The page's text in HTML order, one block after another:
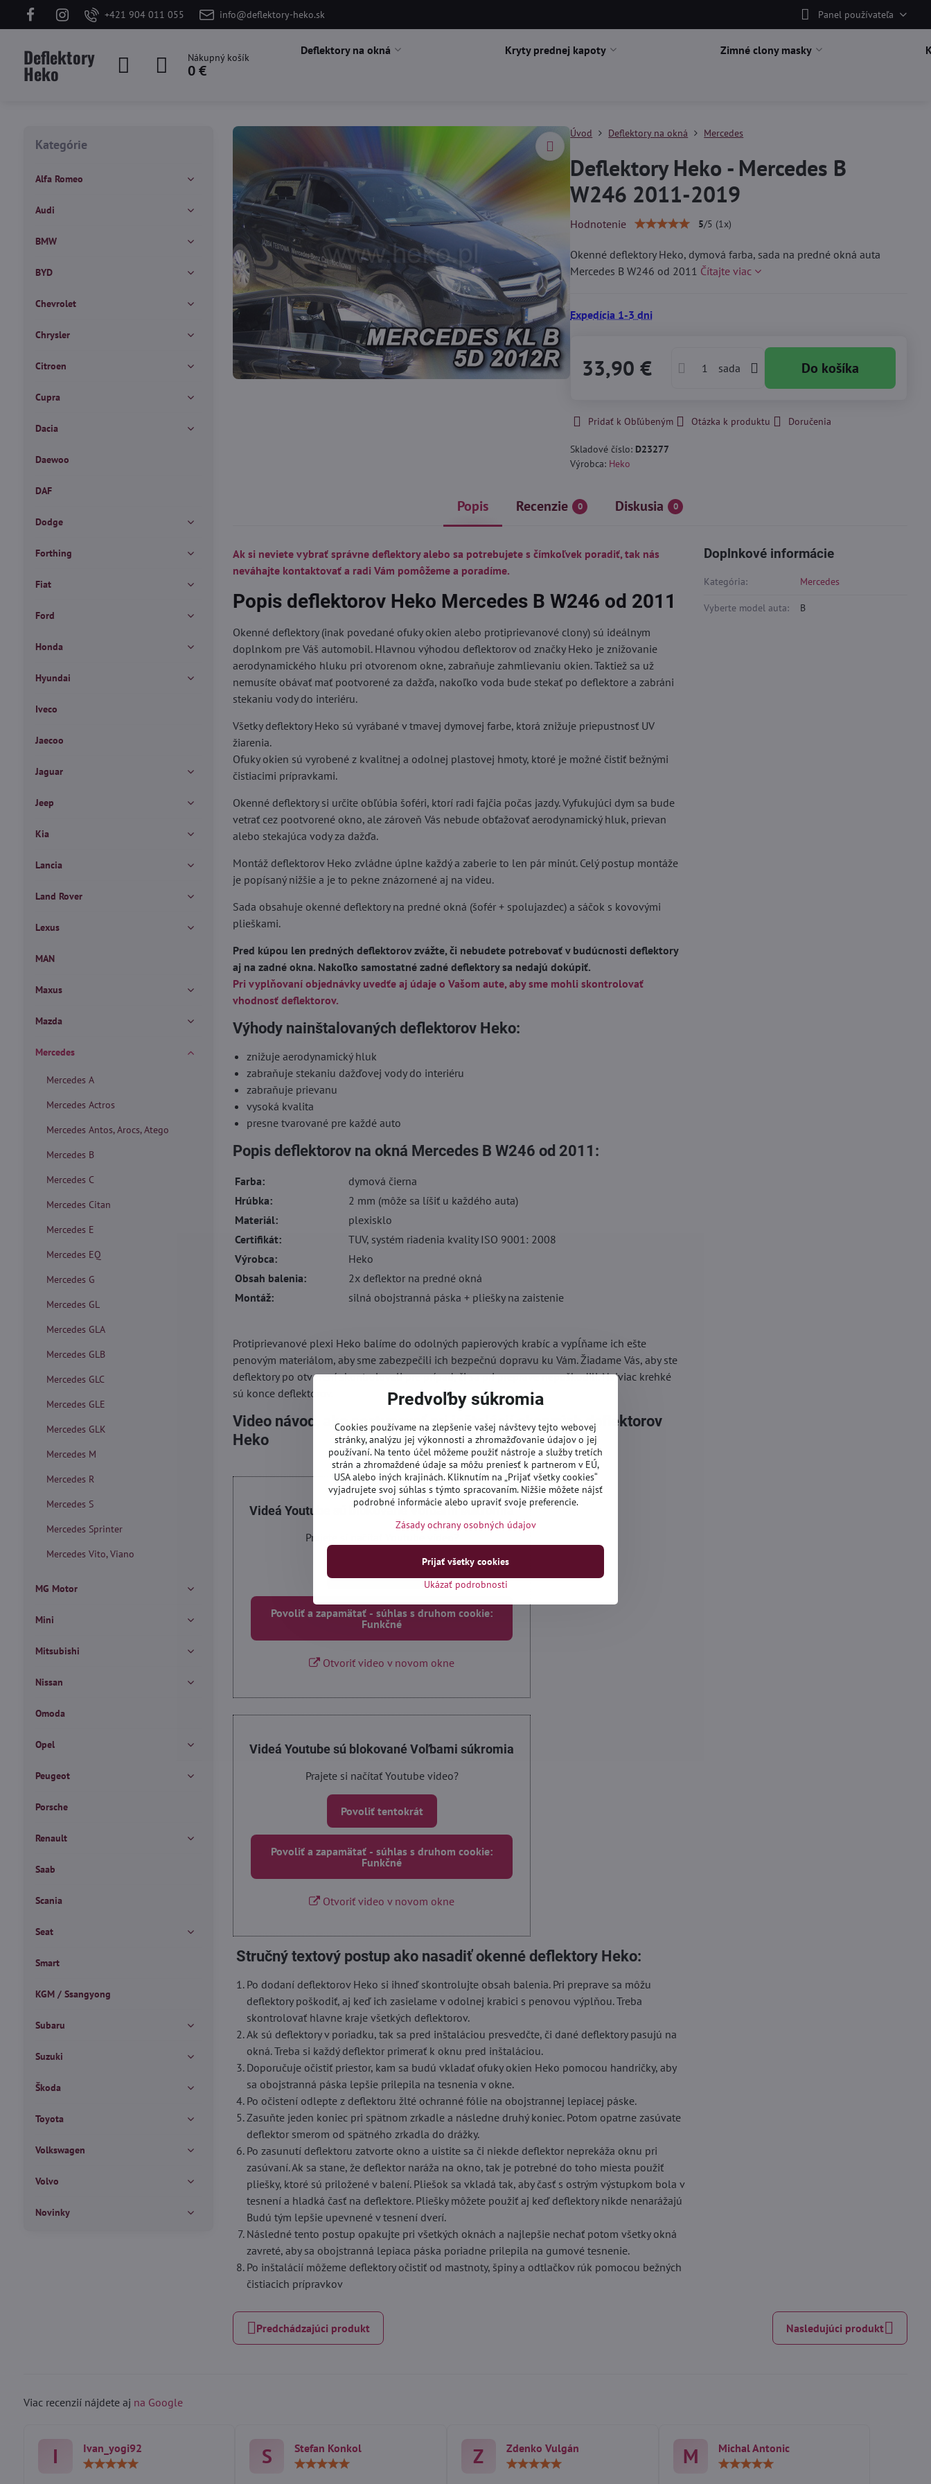
+421 904 011 055 info@deflektory-heko.sk Panel používateľa
Deflektory
Heko
Nákupný košík
0 €
Deflektory na okná Kryty prednej kapoty Zimné clony masky
Úvod Deflektory na okná Mercedes
Deflektory Heko - Mercedes B
W246 2011-2019
Hodnotenie 5/5 (1x)
Okenné deflektory Heko, dymová farba, sada na predné okná auta
Mercedes B W246 od 2011 Čítajte viac
Expedícia 1-3 dni
33,90 € sada Do košíka
Pridať k Obľúbeným Otázka k produktu Doručenia
Skladové číslo: D23277
Výrobca: Heko
Popis Recenzie 0 Diskusia 0
Ak si neviete vybrať správne deflektory alebo sa potrebujete s čímkoľvek poradiť, tak nás
neváhajte kontaktovať a radi Vám pomôžeme a poradíme.
Popis deflektorov Heko Mercedes B W246 od 2011
Okenné deflektory (inak povedané ofuky okien alebo protiprievanové clony) sú ideálnym
doplnkom pre Váš automobil. Hlavnou výhodou deflektorov od značky Heko je znižovanie
aerodynamického hluku pri otvorenom okne, zabraňuje zahmlievaniu okien. Taktiež sa už
nemusíte obávať mať pootvorené za dažďa, nakoľko voda bude stekať po deflektore a zabráni
stekaniu vody do interiéru.
Všetky deflektory Heko sú vyrábané v tmavej dymovej farbe, ktorá znižuje priepustnosť UV
žiarenia.
Ofuky okien sú vyrobené z kvalitnej a odolnej plastovej hmoty, ktoré je možné čistiť bežnými
čistiacimi prípravkami.
Okenné deflektory si určite obľúbia šoféri, ktorí radi fajčia počas jazdy. Vyfukujúci dym sa bude
vetrať cez pootvorené okno, ale zároveň Vás nebude obťažovať aerodynamický hluk, prievan
alebo stekajúca vody za dažďa.
Montáž deflektorov Heko zvládne úplne každý a zaberie to len pár minút. Celý postup montáže
je popísaný nižšie a je to pekne znázornené aj na videu.
Sada obsahuje okenné deflektory na predné okná (šofér + spolujazdec) a sáčok s kovovými
plieškami.
Pred kúpou len predných deflektorov zvážte, či nebudete potrebovať v budúcnosti deflektory
aj na zadné okna. Nakoľko samostatné zadné deflektory sa nedajú dokúpiť.
Pri vyplňovaní objednávky uvedťe aj údaje o Vašom aute, aby sme mohli skontrolovať
vhodnosť deflektorov.
Výhody nainštalovaných deflektorov Heko:
znižuje aerodynamický hluk
zabraňuje stekaniu dažďovej vody do interiéru
zabraňuje prievanu
vysoká kvalita
presne tvarované pre každé auto
Popis deflektorov na okná Mercedes B W246 od 2011:
Farba:
dymová čierna
Hrúbka:
2 mm (môže sa líšiť u každého auta)
Materiál:
plexisklo
Certifikát:
TUV, systém riadenia kvality ISO 9001: 2008
Výrobca:
Heko
Obsah balenia:
2x deflektor na predné okná
Montáž:
silná obojstranná páska + pliešky na zaistenie
Protiprievanové plexi Heko balíme do odolných papierových krabíc a vypĺňame ich ešte
penovým materiálom, aby sme zabezpečili ich bezpečnú dopravu ku Vám. Žiadame Vás, aby ste
deflektory po otvorení skontrolovali pre prípad, či sa pri preprave nepoškodili. Najviac krehké
sú konce deflektorov.
Video návod, ako postupovať pri inštalácií okenných deflektorov
Heko
Videá Youtube sú blokované Voľbami súkromia
Prajete si načítať Youtube video?
Povoliť a zapamätať - súhlas s druhom cookie:
Funkčné
Otvoriť video v novom okne
Videá Youtube sú blokované Voľbami súkromia
Prajete si načítať Youtube video?
Povoliť tentokrát
Povoliť a zapamätať - súhlas s druhom cookie:
Funkčné
Otvoriť video v novom okne
Stručný textový postup ako nasadiť okenné deflektory Heko:
Po dodaní deflektorov Heko si ihneď skontrolujte obsah balenia. Pri preprave sa môžu
deflektory poškodiť, aj keď ich zasielame v odolnej krabici s penovou výplňou. Treba
skontrolovať hlavne kraje všetkých deflektorov.
Ak sú deflektory v poriadku, tak sa pred inštaláciou presvedčte, či dané deflektory pasujú na
okná. Treba si každý deflektor primerať k oknu pred inštaláciou.
Doporučuje očistiť priestor, kam sa budú vkladať ofuky okien Heko pomocou handričky, aby
sa obojstranná páska lepšie prilepila na tesnenia v okne.
Po očistení odlepte z deflektoru žlté ochranné fólie na obojstrannej lepiacej páske.
Zasuňte jeden koniec pri spätnom zrkadle a následne druhý koniec. Potom opatrne zasúvate
deflektor smerom od spätného zrkadla do drážky.
Po zasunutí deflektoru zatvorte okno a uistite sa či niekde deflektor neprekáža oknu pri
zasúvaní. Ak sa stane, že deflektor naráža na okno, tak je potrebné do toho miesta použiť
pliešky, ktoré sú priložené v balení. Pliešok sa vkladá tak, aby časť s ostrým výstupkom bola v
tesnení a hladká časť na deflektore. Pliešky môžete použiť aj keď deflektory nikde nenarážajú
Budú tým lepšie upevnené v tesnení dverí.
Následné tento postup opakujte pri všetkých oknách a najlepšie nechať potom všetky okná
zavreté, aby sa obojstranná lepiaca páska poriadne prilepila na gumové tesnenie.
Po inštalácií môžeme deflektory očistiť od mastnoty, špiny a odtlačkov rúk pomocou bežných
čistiacich prípravkov
Doplnkové informácie
Kategória: Mercedes
Vyberte model auta: B
Predchádzajúci produkt Nasledujúci produkt
Kategórie
Alfa Romeo
Audi
BMW
BYD
Chevrolet
Chrysler
Citroen
Cupra
Dacia
Daewoo
DAF
Dodge
Forthing
Fiat
Ford
Honda
Hyundai
Iveco
Jaecoo
Jaguar
Jeep
Kia
Lancia
Land Rover
Lexus
MAN
Maxus
Mazda
Mercedes
Mercedes A
Mercedes Actros
Mercedes Antos, Arocs, Atego
Mercedes B
Mercedes C
Mercedes Citan
Mercedes E
Mercedes EQ
Mercedes G
Mercedes GL
Mercedes GLA
Mercedes GLB
Mercedes GLC
Mercedes GLE
Mercedes GLK
Mercedes M
Mercedes R
Mercedes S
Mercedes Sprinter
Mercedes Vito, Viano
MG Motor
Mini
Mitsubishi
Nissan
Omoda
Opel
Peugeot
Porsche
Renault
Saab
Scania
Seat
Smart
KGM / Ssangyong
Subaru
Suzuki
Škoda
Toyota
Volkswagen
Volvo
Novinky
Viac recenzií nájdete aj na Google
I
Ivan_yogi92
S
Stefan Konkol
Z
Zdenko Vulgán
M
Michal Antonic
Predvoľby súkromia
Cookies používame na zlepšenie vašej návštevy tejto webovej
stránky, analýzu jej výkonnosti a zhromažďovanie údajov o jej
používaní. Na tento účel môžeme použiť nástroje a služby tretích
strán a zhromaždené údaje sa môžu preniesť k partnerom v EÚ,
USA alebo iných krajinách. Kliknutím na „Prijať všetky cookies“
vyjadrujete svoj súhlas s týmto spracovaním. Nižšie môžete nájsť
podrobné informácie alebo upraviť svoje preferencie.
Zásady ochrany osobných údajov
Ukázať podrobnosti
Prijať všetky cookies